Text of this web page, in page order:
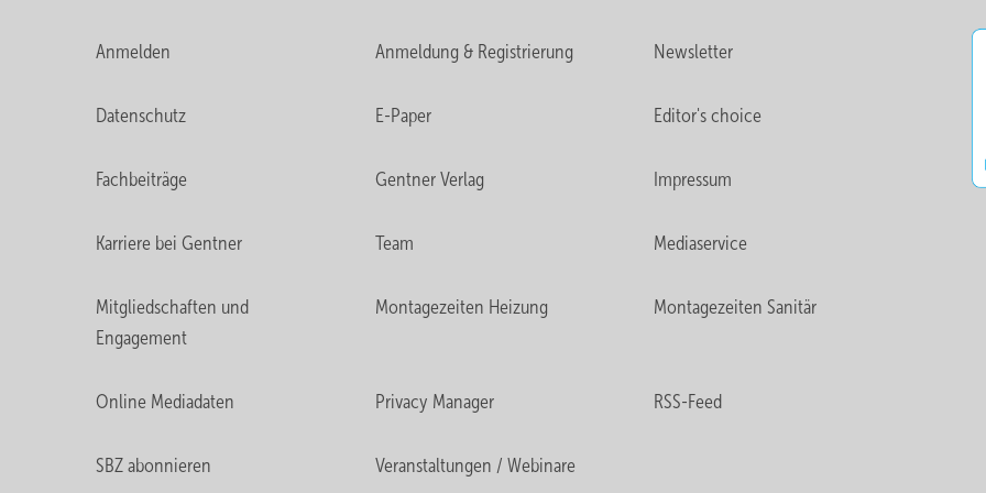
Anmelden Anmeldung & Registrierung Newsletter
Datenschutz E-Paper Editor's choice
Fachbeiträge Gentner Verlag Impressum
Karriere bei Gentner Team Mediaservice
Mitgliedschaften und
Engagement
Montagezeiten Heizung Montagezeiten Sanitär
Online Mediadaten Privacy Manager RSS-Feed
SBZ abonnieren Veranstaltungen / Webinare